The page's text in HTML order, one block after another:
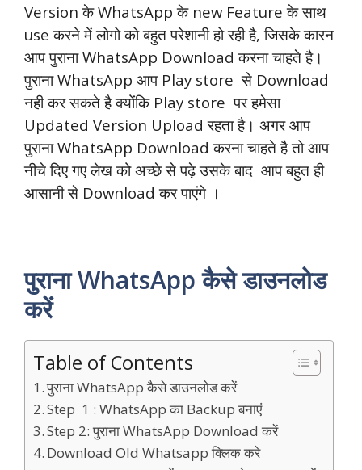
Version के WhatsApp के new Feature के साथ
use करने में लोगो को बहुत परेशानी हो रही है, जिसके कारन
आप पुराना WhatsApp Download करना चाहते है।
पुराना WhatsApp आप Play store से Download
नही कर सकते है क्योंकि Play store पर हमेसा
Updated Version Upload रहता है। अगर आप
पुराना WhatsApp Download करना चाहते है तो आप
नीचे दिए गए लेख को अच्छे से पढ़े उसके बाद आप बहुत ही
आसानी से Download कर पाएंगे ।
पुराना WhatsApp कैसे डाउनलोड
करें
Table of Contents
पुराना WhatsApp कैसे डाउनलोड करें
Step 1 : WhatsApp का Backup बनाएं
Step 2: पुराना WhatsApp Download करें
Download Old Whatsapp क्लिक करे